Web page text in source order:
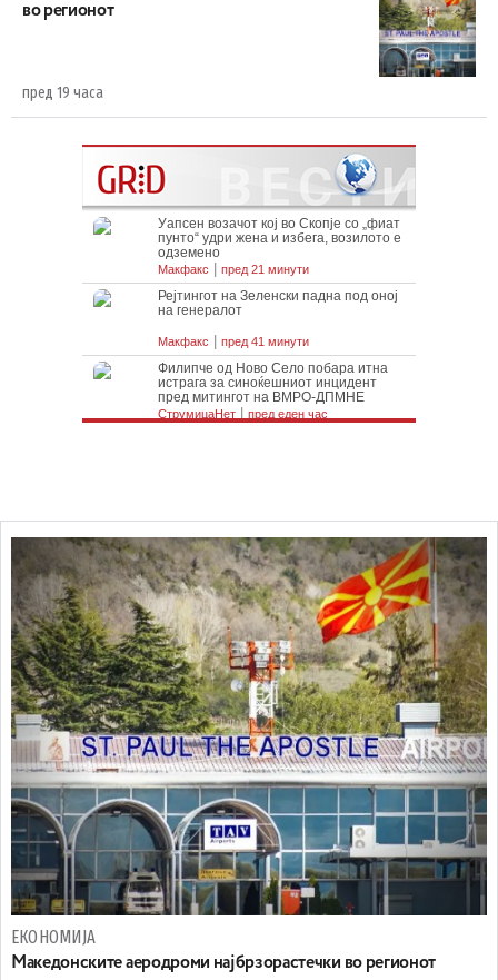
во регионот
пред 19 часа
ЕКОНОМИЈА
Maкедонските аеродроми најбрзорастечки во регионот